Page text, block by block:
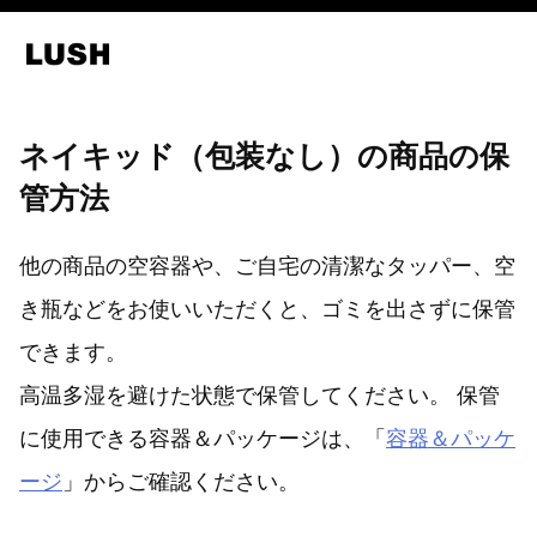
ネイキッド（包装なし）の商品の保
管方法
他の商品の空容器や、ご自宅の清潔なタッパー、空
き瓶などをお使いいただくと、ゴミを出さずに保管
できます。
高温多湿を避けた状態で保管してください。 保管
に使用できる容器＆パッケージは、「容器＆パッケ
ージ 」からご確認ください。